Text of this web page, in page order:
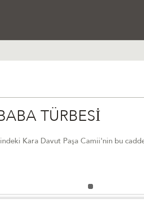
TÜRBESİ
Kara Davut Paşa Camii'nin bu